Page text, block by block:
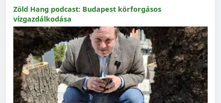
Zöld Hang podcast: Budapest körforgásos
vízgazdálkodása